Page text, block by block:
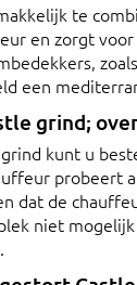
te
en zorgt
een
grind;
kunt u
probeert
dat de
niet